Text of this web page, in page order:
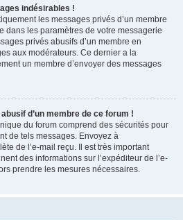
indésirables !
les messages privés d’un membre
dans les paramètres de votre messagerie
privés abusifs d’un membre en
aux modérateurs. Ce dernier a la
un membre d’envoyer des messages
d’un membre de ce forum !
du forum comprend des sécurités pour
de tels messages. Envoyez à
de l’e-mail reçu. Il est très important
des informations sur l’expéditeur de l’e-
prendre les mesures nécessaires.